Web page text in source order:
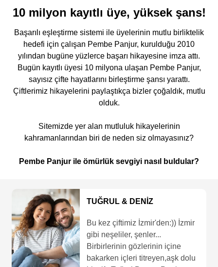
10 milyon kayıtlı üye, yüksek şans!
Başarılı eşleştirme sistemi ile üyelerinin mutlu birliktelik
hedefi için çalışan Pembe Panjur, kurulduğu 2010
yılından bugüne yüzlerce başarı hikayesine imza attı.
Bugün kayıtlı üyesi 10 milyona ulaşan Pembe Panjur,
sayısız çifte hayatlarını birleştirme şansı yarattı.
Çiftlerimiz hikayelerini paylaştıkça bizler çoğaldık, mutlu
olduk.
Sitemizde yer alan mutluluk hikayelerinin
kahramanlarından biri de neden siz olmayasınız?
Pembe Panjur ile ömürlük sevgiyi nasıl buldular?
CİHAT & HÜMEYRA
Yeni mutluluk hikayemiz
Denizli’den:) Çiftimizin yoğun
şekilde çalışmaktan evlilik
hazırlıklarını bitirmeleri bayağı